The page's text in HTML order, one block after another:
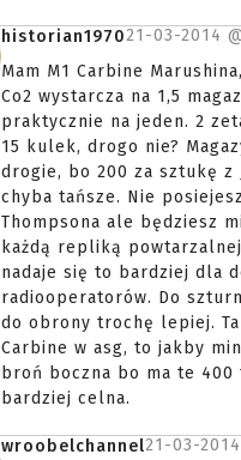
historian197021-03-2014
Mam M1 Carbine
Co2 wystarcza na 1,5
praktycznie na jeden. 2
15 kulek, drogo nie?
drogie, bo 200 za sztukę z
chyba tańsze. Nie
Thompsona ale będziesz
każdą repliką
nadaje się to bardziej dla
radiooperatorów. Do
do obrony trochę lepiej.
Carbine w asg, to jakby
broń boczna bo ma te
bardziej celna.
wroobelchannel21-03-